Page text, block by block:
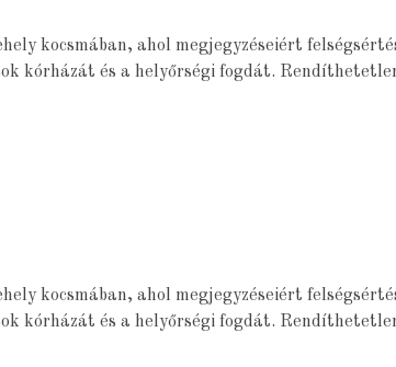
kocsmában, ahol megjegyzéseiért
kórházát és a helyőrségi fogdát.
kocsmában, ahol megjegyzéseiért
kórházát és a helyőrségi fogdát.